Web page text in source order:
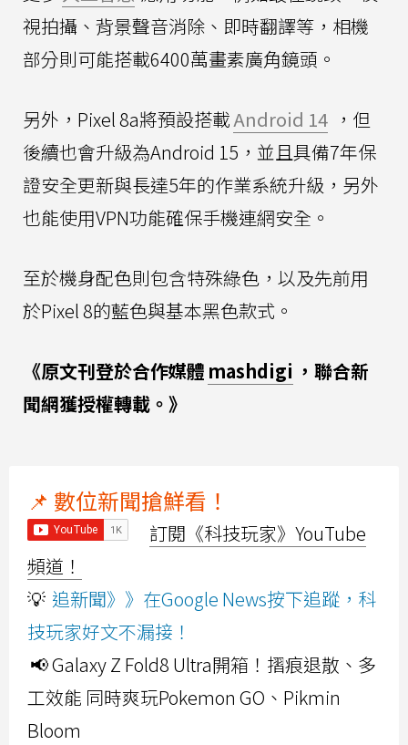
視拍攝、背景聲音消除、即時翻譯等，相機
部分則可能搭載6400萬畫素廣角鏡頭。
另外，Pixel 8a將預設搭載Android 14 ，但
後續也會升級為Android 15，並且具備7年保
證安全更新與長達5年的作業系統升級，另外
也能使用VPN功能確保手機連網安全。
至於機身配色則包含特殊綠色，以及先前用
於Pixel 8的藍色與基本黑色款式。
《原文刊登於合作媒體 mashdigi ，聯合新
聞網獲授權轉載。》
📌 數位新聞搶鮮看！
訂閱《科技玩家》YouTube
頻道！
💡 追新聞》》在Google News按下追蹤，科
技玩家好文不漏接！
📢 Galaxy Z Fold8 Ultra開箱！摺痕退散、多
工效能 同時爽玩Pokemon GO、Pikmin
Bloom